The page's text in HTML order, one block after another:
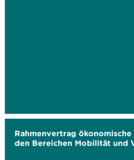
Rahmenvertrag
den Bereichen Mobilität und